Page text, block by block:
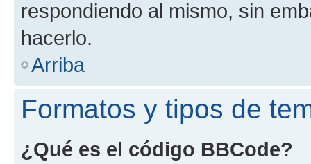
respondiendo al mismo, sin
hacerlo.
Arriba
Formatos y tipos de
¿Qué es el código BBCode?